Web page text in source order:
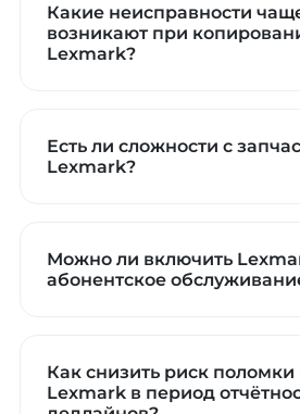
Какие неисправности
возникают при
Lexmark?
Есть ли сложности с
Lexmark?
Можно ли включить
абонентское
Как снизить риск поломки
Lexmark в период